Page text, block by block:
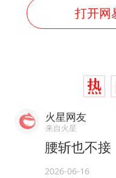
打开网
火星网友
来自火星
腰斩也不接
2026-06-16